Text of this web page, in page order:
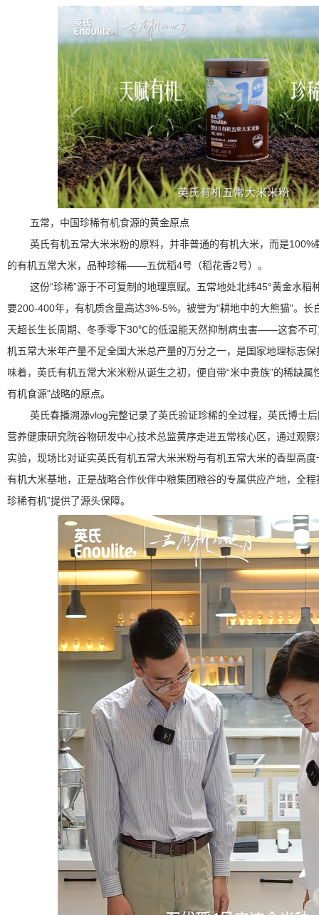
五常，中国珍稀有机食源的黄金原点
英氏有机五常大米米粉的原料，并非普通的有机大米，而是
的有机五常大米，品种珍稀——五优稻4号（稻花香2号）。
这份“珍稀”源于不可复制的地理禀赋。五常地处北纬45°黄金水稻
要200-400年，有机质含量高达3%-5%，被誉为"耕地中的大熊猫"。长
天超长生长周期、冬季零下30℃的低温能天然抑制病虫害——这套不可
机五常大米年产量不足全国大米总产量的万分之一，是国家地理标志
味着，英氏有机五常大米米粉从诞生之初，便自带“米中贵族”的稀缺
有机食源"战略的原点。
英氏春播溯源vlog完整记录了英氏验证珍稀的全过程，英氏博士
营养健康研究院谷物研发中心技术总监黄序走进五常核心区，通过观
实验，现场比对证实英氏有机五常大米米粉与有机五常大米的香型高
有机大米基地，正是战略合作伙伴中粮集团粮谷的专属供应产地，全
珍稀有机”提供了源头保障。